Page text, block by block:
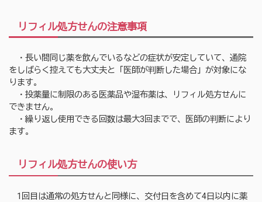
リフィル処方せんの注意事項
・長い間同じ薬を飲んでいるなどの症状が安定していて、通院
をしばらく控えても大丈夫と「医師が判断した場合」が対象にな
ります。
・投薬量に制限のある医薬品や湿布薬は、リフィル処方せんに
できません。
・繰り返し使用できる回数は最大3回までで、医師の判断により
ます。
リフィル処方せんの使い方
1回目は通常の処方せんと同様に、交付日を含めて4日以内に薬